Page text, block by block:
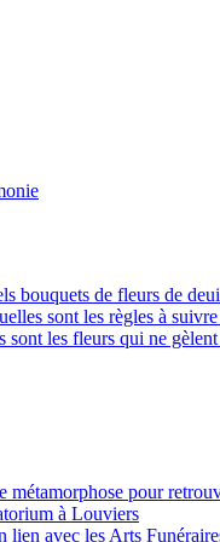
bouquets de fleurs de
sont les règles à
les fleurs qui ne gèlent
métamorphose pour
à Louviers
lien avec les Arts